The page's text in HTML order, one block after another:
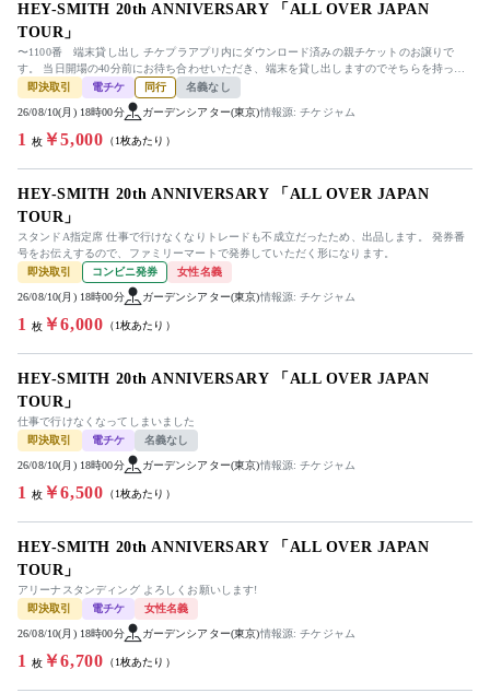
HEY-SMITH 20th ANNIVERSARY 「ALL OVER JAPAN
TOUR」
〜1100番 端末貸し出し チケプラアプリ内にダウンロード済みの親チケットのお譲りで
す。 当日開場の40分前にお待ち合わせいただき、端末を貸し出しますのでそちらを持って
ご入場いただきます。 終演...
即決取引 電チケ 同行 名義なし
26/08/10(月) 18時00分 ガーデンシアター(東京)情報源: チケジャム
1 枚￥5,000 （1枚あたり）
HEY-SMITH 20th ANNIVERSARY 「ALL OVER JAPAN
TOUR」
スタンドA指定席 仕事で行けなくなりトレードも不成立だったため、出品します。 発券番
号をお伝えするので、ファミリーマートで発券していただく形になります。
即決取引
コンビニ発券 女性名義
26/08/10(月) 18時00分 ガーデンシアター(東京)情報源: チケジャム
1 枚￥6,000 （1枚あたり）
HEY-SMITH 20th ANNIVERSARY 「ALL OVER JAPAN
TOUR」
仕事で行けなくなってしまいました
即決取引
電チケ 名義なし
26/08/10(月) 18時00分 ガーデンシアター(東京)情報源: チケジャム
1 枚￥6,500 （1枚あたり）
HEY-SMITH 20th ANNIVERSARY 「ALL OVER JAPAN
TOUR」
アリーナスタンディング よろしくお願いします!
即決取引
電チケ 女性名義
26/08/10(月) 18時00分 ガーデンシアター(東京)情報源: チケジャム
1 枚￥6,700 （1枚あたり）